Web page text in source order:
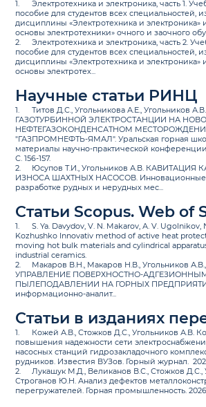
1.
Электротехника и электроника, часть 1.
пособие для студентов всех специальностей,
дисциплины «Электротехника и электроника»
основы электротехники» очного и заочного
2.
Электротехника и электроника, часть 2.
пособие для студентов всех специальностей,
дисциплины «Электротехника и электроника»
основы электротех...
Научные статьи РИНЦ
1.
Титов Д.С., Угольникова А.Е., Угольников
ГАЗОТУРБИННОЙ ЭЛЕКТРОСТАНЦИИ НА
НЕФТЕГАЗОКОНДЕНСАТНОМ
"ГАЗПРОМНЕФТЬ-ЯМАЛ". Уральская горная
материалы научно-практической
С. 156-157.
2.
Юсупов Т.И., Угольников А.В.
ИЗНОСА ШАХТНЫХ НАСОСОВ. Инновационные
разработке рудных и нерудных мес...
Статьи Scopus. Web of
1.
S. Ya. Davydov, V. N. Makarov, А. V. Ugolnikov,
Kozhushko Innovativ method of active heat
moving hot bulk materials and cylindrical
industrial ceramics.
2.
Макаров В.Н., Макаров Н.В., Угольников
УПРАВЛЕНИЕ ПОВЕРХНОСТНО-
ПЫЛЕПОДАВЛЕНИИ НА ГОРНЫХ
информационно-аналит...
Статьи в изданиях
1.
Кожей А.В., Стожков Д.С., Угольников А.В.
повышения надежности сети
насосных станций гидрозакладочного
рудников. Известия ВУЗов. Горный журнал.
2.
Лукашук М.Д., Великанов В.С., Стожков Д.С.,
Строганов Ю.Н. Анализ дефектов
перегружателей. Горная промышленность.